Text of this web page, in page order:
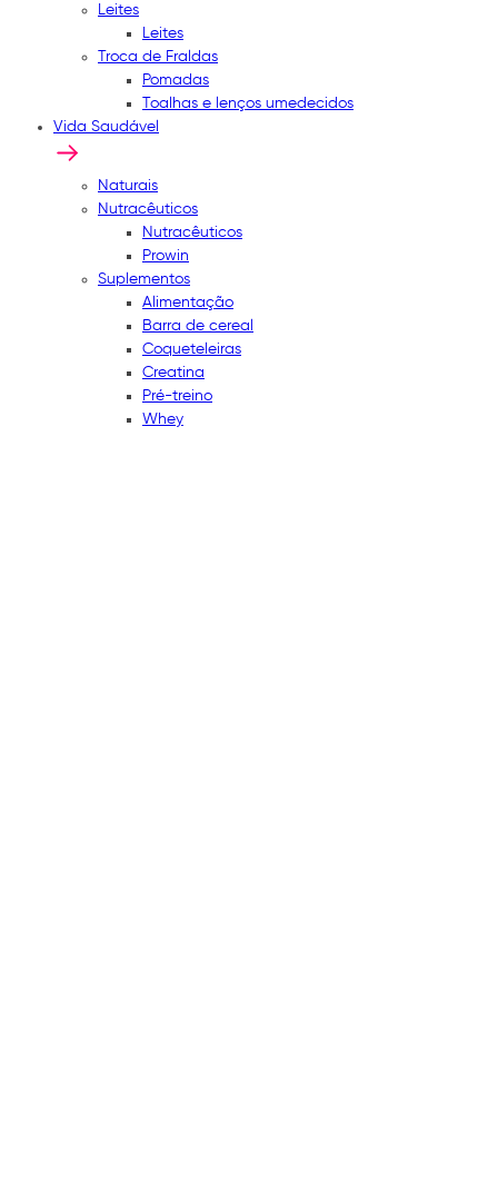
Leites
Leites
Troca de Fraldas
Pomadas
Toalhas e lenços umedecidos
Vida Saudável
Naturais
Nutracêuticos
Nutracêuticos
Prowin
Suplementos
Alimentação
Barra de cereal
Coqueteleiras
Creatina
Pré-treino
Whey